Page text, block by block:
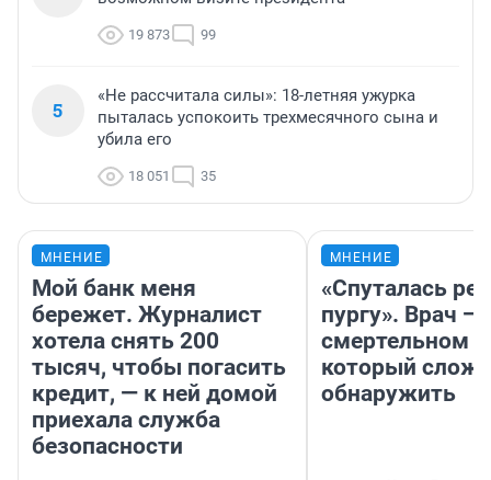
19 873 99
5
«Не рассчитала силы»: 18-летняя ужурка
пыталась успокоить трехмесячного сына и
убила его
18 051 35
МНЕНИЕ
Мой банк меня
бережет. Журналист
хотела снять 200
тысяч, чтобы погасить
кредит, — к ней домой
приехала служба
безопасности
МНЕНИЕ
«Спуталась
пургу». Врач —
смертельном
который
обнаружить